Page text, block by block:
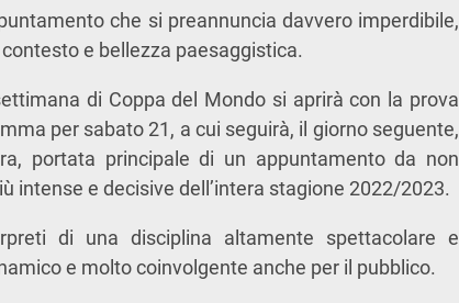
che si preannuncia davvero imperdibile,
e bellezza paesaggistica.
di Coppa del Mondo si aprirà con la prova
per sabato 21, a cui seguirà, il giorno seguente,
portata principale di un appuntamento da non
intense e decisive dell’intera stagione 2022/2023.
di una disciplina altamente spettacolare e
e molto coinvolgente anche per il pubblico.